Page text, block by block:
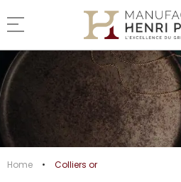
Basculer la navigation
Home
Colliers or